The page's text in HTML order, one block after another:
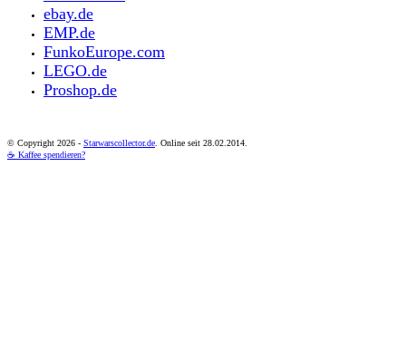
ebay.de
EMP.de
FunkoEurope.com
LEGO.de
Proshop.de
© Copyright 2026 - Starwarscollector.de. Online seit 28.02.2014.
☕ Kaffee spendieren?